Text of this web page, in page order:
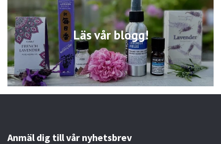
Läs vår blogg!
Anmäl dig till vår nyhetsbrev